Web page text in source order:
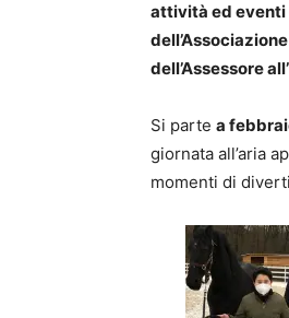
attività ed eventi
dell’Assessore
Si parte a
giornata all’aria
momenti di